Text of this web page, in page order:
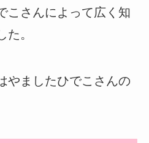
こさんによって広く知
。
やましたひでこさんの